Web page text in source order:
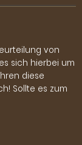
von
sich hierbei um
diese
Sollte es zum